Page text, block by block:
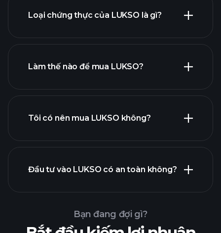
Loại chứng thực của LUKSO là gì?
Làm thế nào để mua LUKSO?
Tôi có nên mua LUKSO không?
tin thị trường hàng ngày sử dụng AI
Các danh mục đầu tư của tỷ
Đầu tư vào LUKSO có an toàn không?
Bạn đang đợi gì?